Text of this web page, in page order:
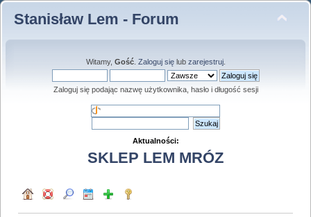
Stanisław Lem - Forum
Witamy, Gość. Zaloguj sięlub zarejestruj.
Zaloguj się podając nazwę użytkownika, hasło i długość sesji
Aktualności:
SKLEP LEM MRÓZ